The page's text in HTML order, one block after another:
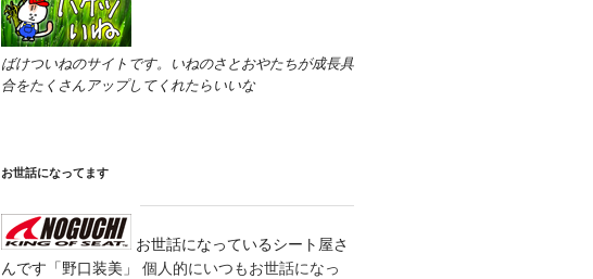
ばけついねのサイトです。いねのさとおやたちが成長具
合をたくさんアップしてくれたらいいな
お世話になってます
お世話になっているシート屋さ
んです「野口装美」
個人的にいつもお世話になっ